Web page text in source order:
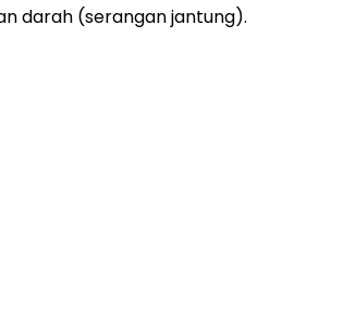
darah (serangan jantung).